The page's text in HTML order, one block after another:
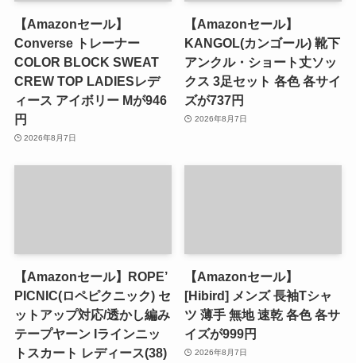
【Amazonセール】
Converse トレーナー
COLOR BLOCK SWEAT
CREW TOP LADIESレデ
ィース アイボリー Mが946
円
2026年8月7日
【Amazonセール】
KANGOL(カンゴール) 靴下
アンクル・ショート丈ソッ
クス 3足セット 各色 各サイ
ズが737円
2026年8月7日
【Amazonセール】ROPE’
PICNIC(ロペピクニック) セ
ットアップ対応/透かし編み
テープヤーン Iラインニッ
トスカート レディース(38)
【Amazonセール】
[Hibird] メンズ 長袖Tシャ
ツ 薄手 無地 速乾 各色 各サ
イズが999円
2026年8月7日